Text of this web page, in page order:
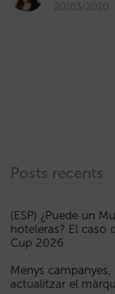
20/03/2020
Posts recents
(ESP) ¿Puede un
hoteleras? El caso
Cup 2026
Menys
actualitzar el